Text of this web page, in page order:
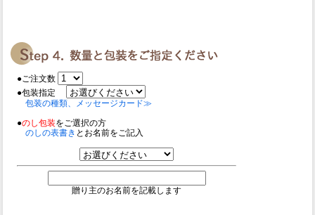
●ご注文数
●包装指定
包装の種類、メッセージカード≫
●のし包装をご選択の方
のしの表書き とお名前をご記入
贈り主のお名前を記載します